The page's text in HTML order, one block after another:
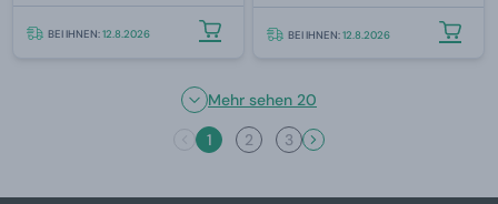
BEI IHNEN:12.8.2026 BEI IHNEN:12.8.2026
Mehr sehen 20
1
2 3